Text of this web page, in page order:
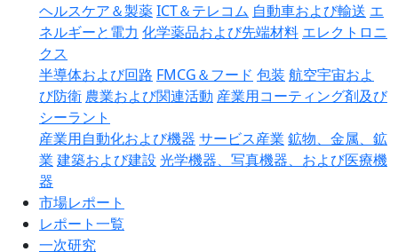
ヘルスケア＆製薬ICT＆テレコム 自動車および輸送 エ
ネルギーと電力 化学薬品および先端材料 エレクトロニ
クス
半導体および回路 FMCG＆フード 包装 航空宇宙およ
び防衛 農業および関連活動 産業用コーティング剤及び
シーラント
産業用自動化および機器 サービス産業 鉱物、金属、鉱
業 建築および建設 光学機器、写真機器、および医療機
器
市場レポート
レポート一覧
一次研究